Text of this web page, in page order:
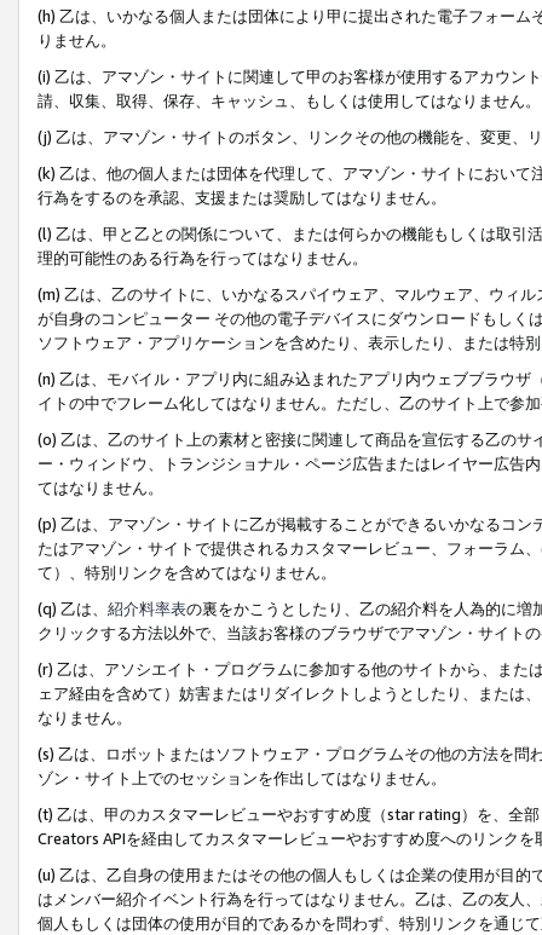
(h) 乙は、いかなる個人または団体により甲に提出された電子フォー
りません。
(i) 乙は、アマゾン・サイトに関連して甲のお客様が使用するアカウン
請、収集、取得、保存、キャッシュ、もしくは使用してはなりません。
(j) 乙は、アマゾン・サイトのボタン、リンクその他の機能を、変更、
(k) 乙は、他の個人または団体を代理して、アマゾン・サイトにおい
行為をするのを承認、支援または奨励してはなりません。
(l) 乙は、甲と乙との関係について、または何らかの機能もしくは取
理的可能性のある行為を行ってはなりません。
(m) 乙は、乙のサイトに、いかなるスパイウェア、マルウェア、ウィ
が自身のコンピューター その他の電子デバイスにダウンロードもし
ソフトウェア・アプリケーションを含めたり、表示したり、または特
(n) 乙は、モバイル・アプリ内に組み込まれたアプリ内ウェブブラウ
イトの中でフレーム化してはなりません。ただし、乙のサイト上で参
(o) 乙は、乙のサイト上の素材と密接に関連して商品を宣伝する乙の
ー・ウィンドウ、トランジショナル・ページ広告またはレイヤー広告
てはなりません。
(p) 乙は、アマゾン・サイトに乙が掲載することができるいかなるコ
たはアマゾン・サイトで提供されるカスタマーレビュー、フォーラム
て）、特別リンクを含めてはなりません。
(q) 乙は、 紹介料率表の裏をかこうとしたり、乙の紹介料を人為的に
クリックする方法以外で、当該お客様のブラウザでアマゾン・サイト
(r) 乙は、アソシエイト・プログラムに参加する他のサイトから、ま
ェア経由を含めて）妨害またはリダイレクトしようとしたり、または
なりません。
(s) 乙は、ロボットまたはソフトウェア・プログラムその他の方法を
ゾン・サイト上でのセッションを作出してはなりません。
(t) 乙は、甲のカスタマーレビューやおすすめ度（star rating）を、全
Creators APIを経由してカスタマーレビューやおすすめ度へのリンクを
(u) 乙は、乙自身の使用またはその他の個人もしくは企業の使用が目
はメンバー紹介イベント行為を行ってはなりません。乙は、乙の友人
個人もしくは団体の使用が目的であるかを問わず、特別リンクを通じ